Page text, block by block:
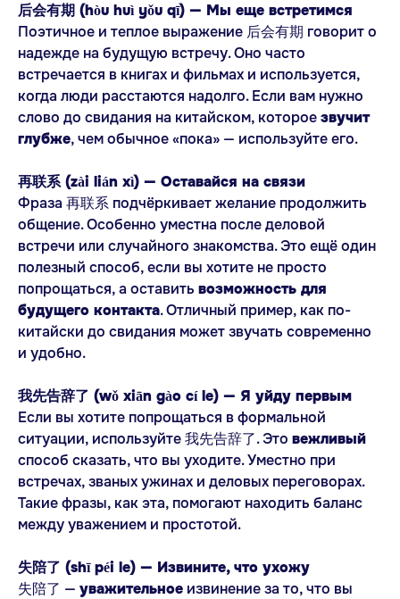
后会有期 (hòu huì yǒu qī) — Мы еще встретимся
Поэтичное и теплое выражение 后会有期 говорит о
надежде на будущую встречу. Оно часто
встречается в книгах и фильмах и используется,
когда люди расстаются надолго. Если вам нужно
слово до свидания на китайском, котороезвучит
глубже, чем обычное «пока» — используйте его.
再联系 (zài lián xì) — Оставайся на связи
Фраза 再联系 подчёркивает желание продолжить
общение. Особенно уместна после деловой
встречи или случайного знакомства. Это ещё один
полезный способ, если вы хотите не просто
попрощаться, а оставить возможность для
будущего контакта. Отличный пример, как по-
китайски до свидания может звучать современно
и удобно.
我先告辞了 (wǒ xiān gào cí le) — Я уйду первым
Если вы хотите попрощаться в формальной
ситуации, используйте 我先告辞了. Это вежливый
способ сказать, что вы уходите. Уместно при
встречах, званых ужинах и деловых переговорах.
Такие фразы, как эта, помогают находить баланс
между уважением и простотой.
失陪了 (shī péi le) — Извините, что ухожу
失陪了 — уважительное извинение за то, что вы
Записаться
на консультацию